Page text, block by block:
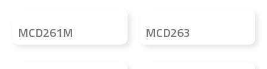
MCD261M MCD263